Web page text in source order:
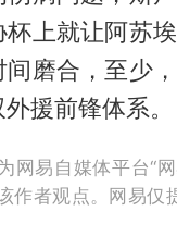
上就让阿苏
间磨合，至少
援前锋体系。
网易自媒体平台“
作者观点。网易仅